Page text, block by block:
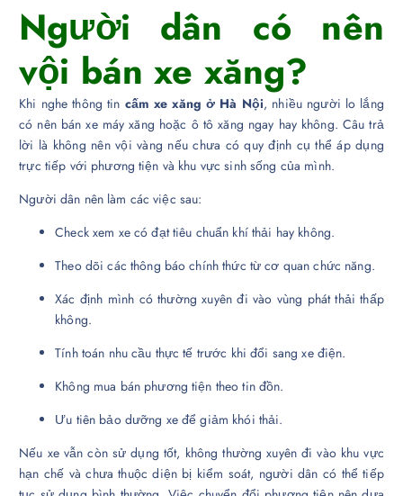
Người dân có nên
vội bán xe xăng?
Khi nghe thông tin cấm xe xăng ở Hà Nội, nhiều người lo lắng
có nên bán xe máy xăng hoặc ô tô xăng ngay hay không. Câu trả
lời là không nên vội vàng nếu chưa có quy định cụ thể áp dụng
trực tiếp với phương tiện và khu vực sinh sống của mình.
Người dân nên làm các việc sau:
Check xem xe có đạt tiêu chuẩn khí thải hay không.
Theo dõi các thông báo chính thức từ cơ quan chức năng.
Xác định mình có thường xuyên đi vào vùng phát thải thấp
không.
Tính toán nhu cầu thực tế trước khi đổi sang xe điện.
Không mua bán phương tiện theo tin đồn.
Ưu tiên bảo dưỡng xe để giảm khói thải.
Nếu xe vẫn còn sử dụng tốt, không thường xuyên đi vào khu vực
hạn chế và chưa thuộc diện bị kiểm soát, người dân có thể tiếp